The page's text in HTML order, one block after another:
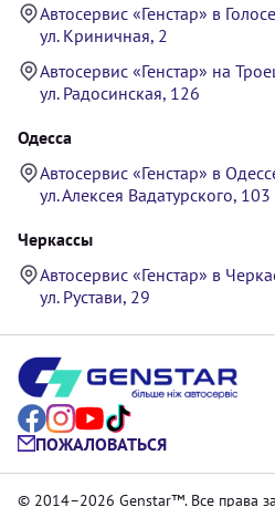
Автосервис «Генстар» в
ул. Криничная, 2
Автосервис «Генстар» на
ул. Радосинская, 126
Одесса
Автосервис «Генстар» в
ул. Алексея Вадатурского, 103
Черкассы
Автосервис «Генстар» в
ул. Рустави, 29
ПОЖАЛОВАТЬСЯ
© 2014–2026 Genstar™. Все права